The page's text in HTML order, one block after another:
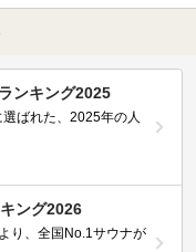
ンキング2025
ばれた、2025年の人
ング2026
り、全国No.1サウナが